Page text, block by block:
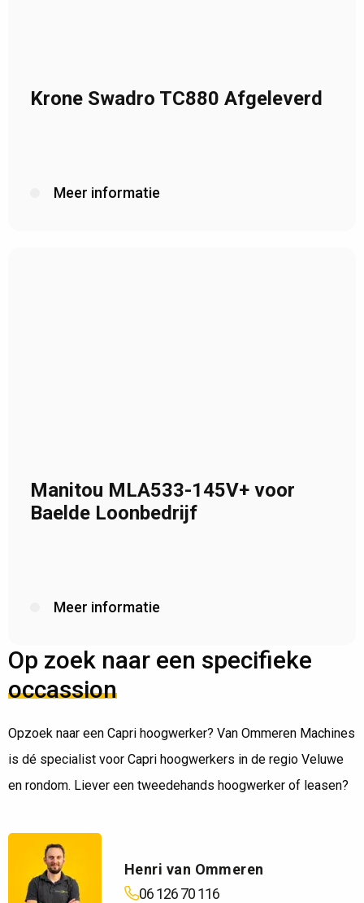
Krone Swadro TC880 Afgeleverd
Meer informatie
Manitou MLA533-145V+ voor
Baelde Loonbedrijf
Meer informatie
Op zoek naar een specifieke
occassion
Opzoek naar een Capri hoogwerker? Van Ommeren Machines
is dé specialist voor Capri hoogwerkers in de regio Veluwe
en rondom. Liever een tweedehands hoogwerker of leasen?
Henri van Ommeren
06 126 70 116